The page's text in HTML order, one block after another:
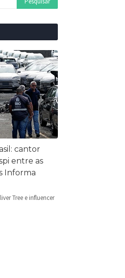
cantor
entre as
Informa
Tree e influencer